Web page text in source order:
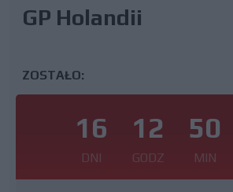
GP Holandii
ZOSTAŁO:
16
DNI
12
GODZ
50
MIN